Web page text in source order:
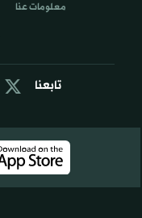
تابعنا
معلومات عنا